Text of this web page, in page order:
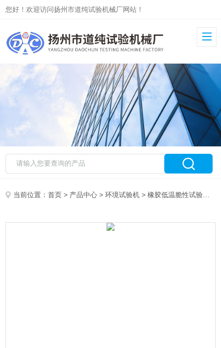
您好！欢迎访问扬州市道纯试验机械厂网站！
当前位置：首页 > 产品中心 >环境试验机 >橡胶低温脆性试验机